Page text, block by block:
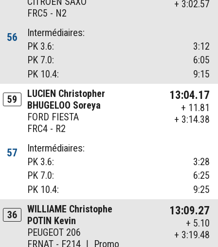
FRC5 - N2
+ 3:02.57
56
Intermédiaires:
PK 3.6:
3:12
PK 7.0:
6:05
PK 10.4:
9:15
59
LUCIEN Christopher
BHUGELOO Soreya
FORD FIESTA
FRC4 - R2
13:04.17
+ 11.81
+ 3:14.38
57
Intermédiaires:
PK 3.6:
3:28
PK 7.0:
6:25
PK 10.4:
9:25
36
WILLIAME Christophe
POTIN Kevin
PEUGEOT 206
FRNAT - F214 ❘ Promo
13:09.27
+ 5.10
+ 3:19.48